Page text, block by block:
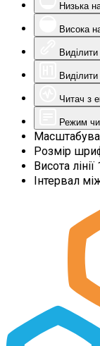
Низька
Висока
Читач з
Режим
Розмір
Висота лінії
Інтервал